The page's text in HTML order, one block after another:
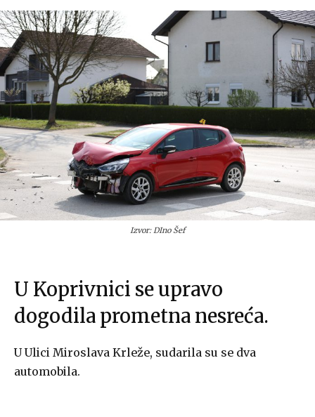
Izvor: DIno Šef
U Koprivnici se upravo
dogodila prometna nesreća.
U Ulici Miroslava Krleže, sudarila su se dva
automobila.